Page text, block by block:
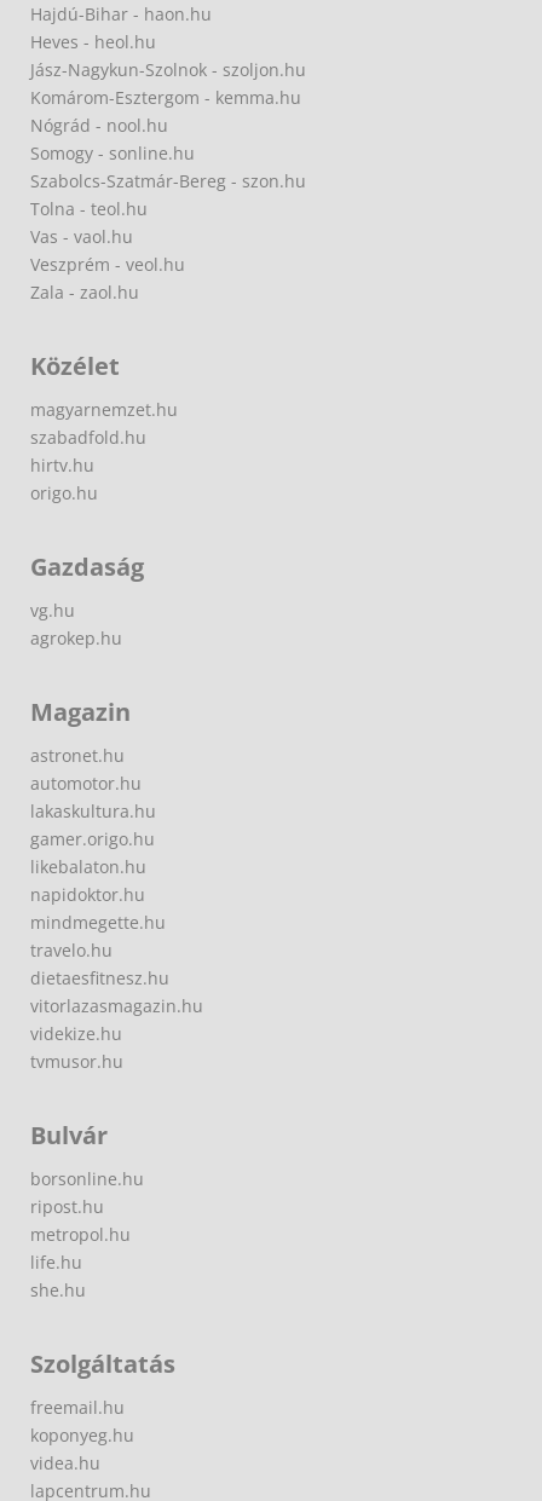
Hajdú-Bihar - haon.hu
Heves - heol.hu
Jász-Nagykun-Szolnok - szoljon.hu
Komárom-Esztergom - kemma.hu
Nógrád - nool.hu
Somogy - sonline.hu
Szabolcs-Szatmár-Bereg - szon.hu
Tolna - teol.hu
Vas - vaol.hu
Veszprém - veol.hu
Zala - zaol.hu
Közélet
magyarnemzet.hu
szabadfold.hu
hirtv.hu
origo.hu
Gazdaság
vg.hu
agrokep.hu
Magazin
astronet.hu
automotor.hu
lakaskultura.hu
gamer.origo.hu
likebalaton.hu
napidoktor.hu
mindmegette.hu
travelo.hu
dietaesfitnesz.hu
vitorlazasmagazin.hu
videkize.hu
tvmusor.hu
Bulvár
borsonline.hu
ripost.hu
metropol.hu
life.hu
she.hu
Szolgáltatás
freemail.hu
koponyeg.hu
videa.hu
lapcentrum.hu